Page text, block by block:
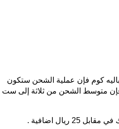
كوم فإن عملية الشحن ستكون
فإن متوسط الشحن من ثلاثة إلى ست
اضافية .